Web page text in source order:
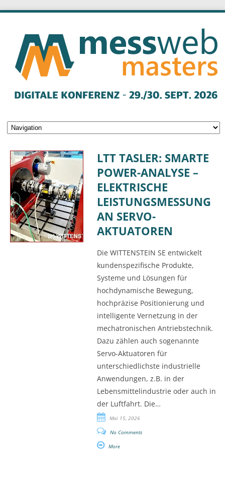
LTT TASLER: SMARTE
POWER-ANALYSE –
ELEKTRISCHE
LEISTUNGSMESSUNG
AN SERVO-
AKTUATOREN
Die WITTENSTEIN SE entwickelt
kundenspezifische Produkte,
Systeme und Lösungen für
hochdynamische Bewegung,
hochpräzise Positionierung und
intelligente Vernetzung in der
mechatronischen Antriebstechnik.
Dazu zählen auch sogenannte
Servo-Aktuatoren für
unterschiedlichste industrielle
Anwendungen, z.B. in der
Lebensmittelindustrie oder auch in
der Luftfahrt. Die…
Mai 15, 2026
No Comments
More